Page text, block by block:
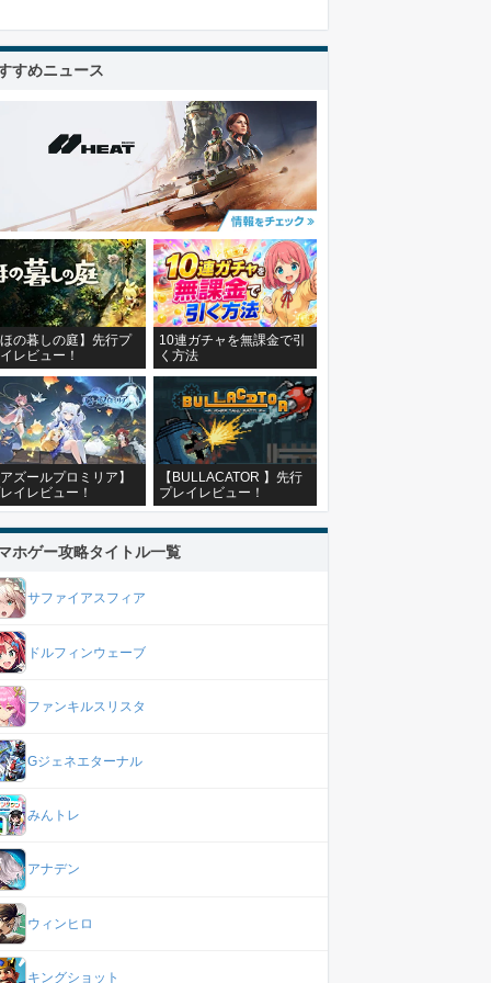
すめニュース
の暮しの庭】先行プ
レビュー！
10連ガチャを無課金で引
く方法
ズールプロミリア】
イレビュー！
【BULLACATOR 】先行
プレイレビュー！
ホゲー攻略タイトル一覧
サファイアスフィア
ドルフィンウェーブ
ファンキルスリスタ
Gジェネエターナル
みんトレ
アナデン
ウィンヒロ
キングショット